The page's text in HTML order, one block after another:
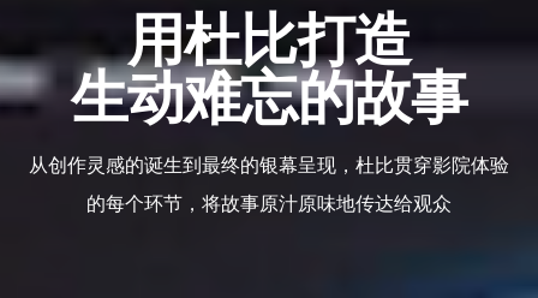
用杜比打造
生动难忘的故事
从创作灵感的诞生到最终的银幕呈现，杜比贯穿影院体验
的每个环节，将故事原汁原味地传达给观众